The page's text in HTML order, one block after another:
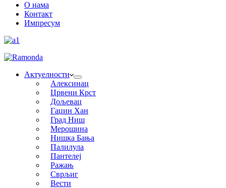
О нама
Контакт
Импресум
Актуелности
Алексинац
Црвени Крст
Дољевац
Гаџин Хан
Град Ниш
Мерошина
Нишка Бања
Палилула
Пантелеј
Ражањ
Сврљиг
Вести